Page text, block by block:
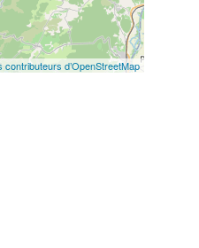
contributeurs d’OpenStreetMap